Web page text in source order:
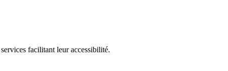
facilitant leur accessibilité.